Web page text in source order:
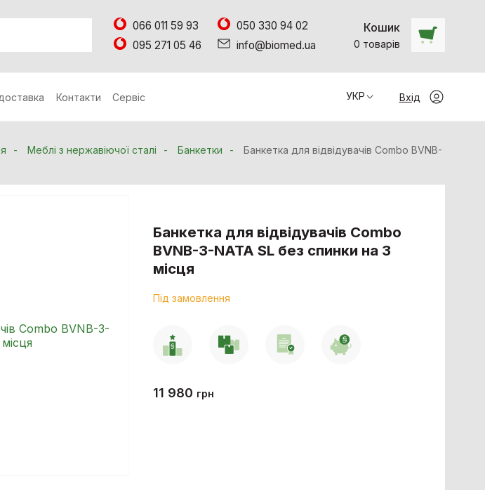
066 011 59 93
050 330 94 02
095 271 05 46
info@biomed.ua
Кошик
0 товарiв
Контакти Сервіс УКР Вхід
Меблі з нержавіючої сталі Банкетки
Банкетка для відвідувачів Combo BVNB-
Банкетка для відвідувачів Combo
BVNB-3-NATA SL без спинки на 3
місця
Під замовлення
11 980 грн